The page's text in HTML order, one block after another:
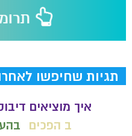
תגיות שחיפשו
איך מוציאים
ב הפכים